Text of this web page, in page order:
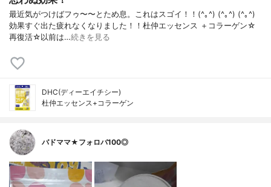
最近気がつけばフゥ〜〜とため息。これはスゴイ！！(^｡^) (^｡^) (^｡^)
効果すぐ出た疲れなくなりました！！杜仲エッセンス ＋コラーゲン☆
再復活☆以前は…続きを見る
DHC(ディーエイチシー)
杜仲エッセンス+コラーゲン
バドママ★フォロバ100◎